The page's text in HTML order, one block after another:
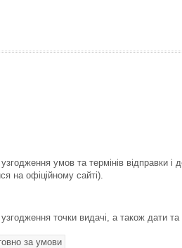
умов та термінів відправки і
на офіційному сайті).
точки видачі, а також дати та
за умови